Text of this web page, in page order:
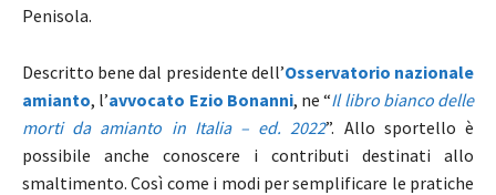
Penisola.
Descritto bene dal presidente dell’Osservatorio nazionale
amianto, l’avvocato Ezio Bonanni, ne “Il libro bianco delle
morti da amianto in Italia – ed. 2022”. Allo sportello è
possibile anche conoscere i contributi destinati allo
smaltimento. Così come i modi per semplificare le pratiche